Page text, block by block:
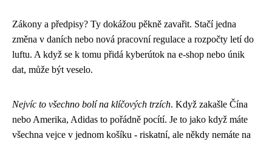
Zákony a předpisy? Ty dokážou pěkně zavařit. Stačí jedna
změna v daních nebo nová pracovní regulace a rozpočty letí do
luftu. A když se k tomu přidá kyberútok na e-shop nebo únik
dat, může být veselo.
Nejvíc to všechno bolí na klíčových trzích. Když zakašle Čína
nebo Amerika, Adidas to pořádně pocítí. Je to jako když máte
všechna vejce v jednom košíku - riskatní, ale někdy nemáte na